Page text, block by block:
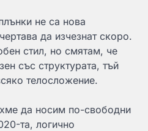
не са нова
да изчезнат скоро.
стил, но смятам, че
със структурата, тъй
телосложение.
да носим по-свободни
та, логично